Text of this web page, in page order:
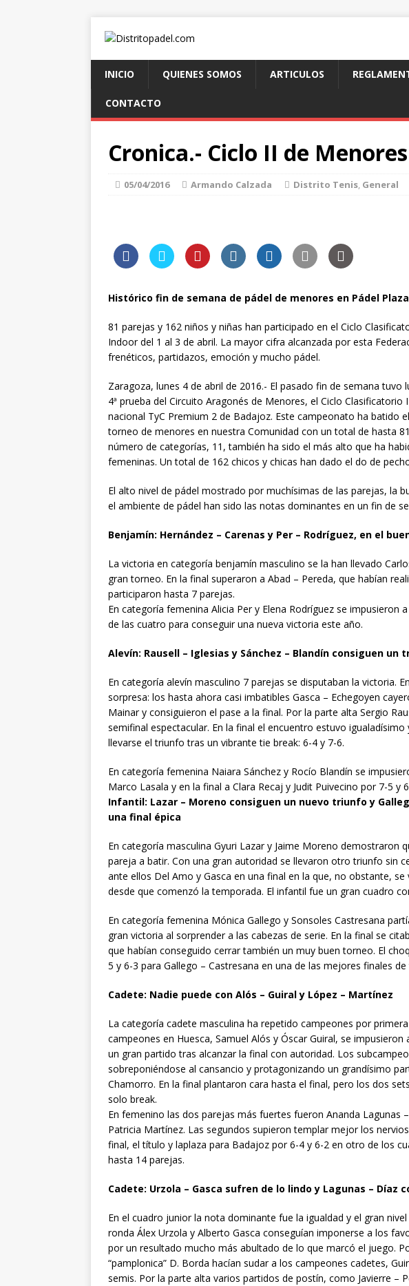
INICIO QUIENES SOMOS ARTICULOS
CONTACTO
Cronica.- Ciclo II de
05/04/2016 Armando Calzada Distrito Tenis, General
Histórico fin de semana de pádel de menores en Pádel Plaza
81 parejas y 162 niños y niñas han participado en el Ciclo
Indoor del 1 al 3 de abril. La mayor cifra alcanzada por esta
frenéticos, partidazos, emoción y mucho pádel.
Zaragoza, lunes 4 de abril de 2016.- El pasado fin de semana tuvo
4ª prueba del Circuito Aragonés de Menores, el Ciclo
nacional TyC Premium 2 de Badajoz. Este campeonato ha batido
torneo de menores en nuestra Comunidad con un total de hasta
número de categorías, 11, también ha sido el más alto que ha
femeninas. Un total de 162 chicos y chicas han dado el do de
El alto nivel de pádel mostrado por muchísimas de las parejas, la
el ambiente de pádel han sido las notas dominantes en un fin de
Benjamín: Hernández – Carenas y Per – Rodríguez, en el
La victoria en categoría benjamín masculino se la han llevado
gran torneo. En la final superaron a Abad – Pereda, que habían
participaron hasta 7 parejas.
En categoría femenina Alicia Per y Elena Rodríguez se impusieron
de las cuatro para conseguir una nueva victoria este año.
Alevín: Rausell – Iglesias y Sánchez – Blandín consiguen
En categoría alevín masculino 7 parejas se disputaban la victoria.
sorpresa: los hasta ahora casi imbatibles Gasca – Echegoyen
Mainar y consiguieron el pase a la final. Por la parte alta Sergio
semifinal espectacular. En la final el encuentro estuvo
llevarse el triunfo tras un vibrante tie break: 6-4 y 7-6.
En categoría femenina Naiara Sánchez y Rocío Blandín se
Marco Lasala y en la final a Clara Recaj y Judit Puivecino por 7-5 y
Infantil: Lazar – Moreno consiguen un nuevo triunfo y
una final épica
En categoría masculina Gyuri Lazar y Jaime Moreno demostraron
pareja a batir. Con una gran autoridad se llevaron otro triunfo sin
ante ellos Del Amo y Gasca en una final en la que, no obstante,
desde que comenzó la temporada. El infantil fue un gran cuadro
En categoría femenina Mónica Gallego y Sonsoles Castresana
gran victoria al sorprender a las cabezas de serie. En la final se
que habían conseguido cerrar también un muy buen torneo. El
5 y 6-3 para Gallego – Castresana en una de las mejores finales
Cadete: Nadie puede con Alós – Guiral y López – Martínez
La categoría cadete masculina ha repetido campeones por
campeones en Huesca, Samuel Alós y Óscar Guiral, se impusieron
un gran partido tras alcanzar la final con autoridad. Los
sobreponiéndose al cansancio y protagonizando un grandísimo
Chamorro. En la final plantaron cara hasta el final, pero los dos
solo break.
En femenino las dos parejas más fuertes fueron Ananda Lagunas
Patricia Martínez. Las segundos supieron templar mejor los
final, el título y laplaza para Badajoz por 6-4 y 6-2 en otro de los
hasta 14 parejas.
Cadete: Urzola – Gasca sufren de lo lindo y Lagunas – Díaz
En el cuadro junior la nota dominante fue la igualdad y el gran
ronda Álex Urzola y Alberto Gasca conseguían imponerse a los
por un resultado mucho más abultado de lo que marcó el juego.
“pamplonica” D. Borda hacían sudar a los campeones cadetes,
semis. Por la parte alta varios partidos de postín, como Javierre –